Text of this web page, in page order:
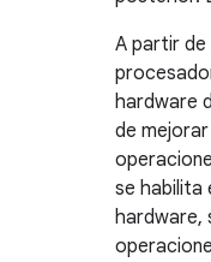
A partir de
hardware
de
se habilita
hardware,